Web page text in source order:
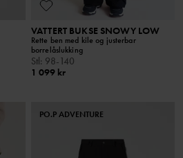
VATTERT BUKSE SNOWY LOW
Rette ben med kile og justerbar
borrelåslukking
Stl: 98-140
1 099 kr
PO.P ADVENTURE